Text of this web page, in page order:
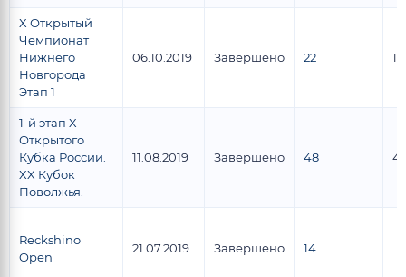
X Открытый
Чемпионат
Нижнего
Новгорода
Этап 1
06.10.2019 Завершено 22 17
1-й этап X
Открытого
Кубка России.
XX Кубок
Поволжья.
11.08.2019 Завершено 48
Reckshino
Open
21.07.2019 Завершено 14